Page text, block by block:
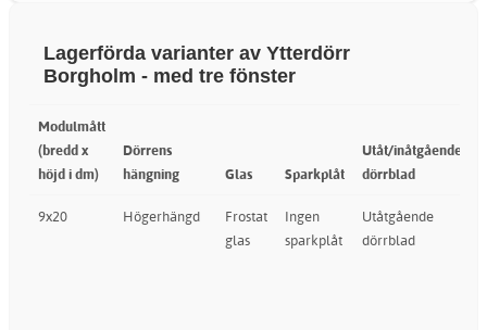
Lagerförda varianter av Ytterdörr
Borgholm - med tre fönster
Modulmått
(bredd x
höjd i dm)
Dörrens
hängning
Glas Sparkplåt
Utåt/inåtgående
dörrblad
9x20 Högerhängd
Frostat
glas
Ingen
sparkplåt
Utåtgående
dörrblad